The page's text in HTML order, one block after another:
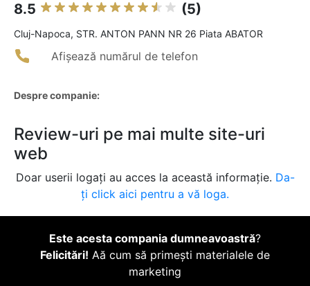
8.5 (5)
Cluj-Napoca, STR. ANTON PANN NR 26 Piata ABATOR
Afișează numărul de telefon
Despre companie:
Review-uri pe mai multe site-uri
web
Doar userii logați au acces la această informație. Da-
ți click aici pentru a vă loga.
Este acesta compania dumneavoastră?
Felicitări! Aă cum să primești materialele de
marketing